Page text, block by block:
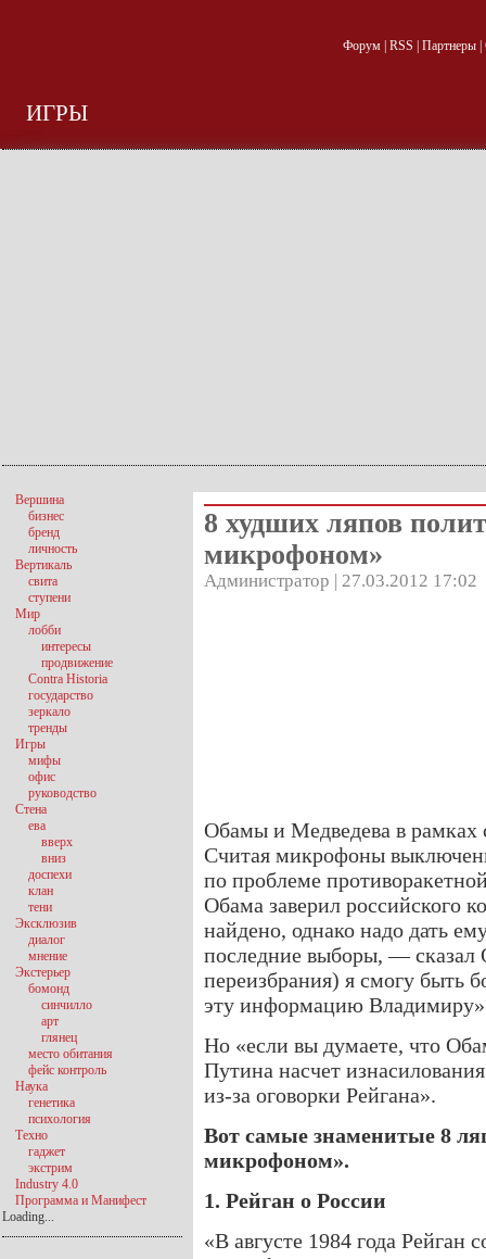
Форум| RSS Партнеры|
ИГРЫ
8 худших ляпов
микрофоном»
Администратор | 27.03.2012 17:02
Обамы и Медведева в рамках
Считая микрофоны
по проблеме
Обама заверил российского
найдено, однако надо дать
последние выборы, —
переизбрания) я смогу
эту информацию
Но «если вы думаете, что
Путина насчет
из-за оговорки Рейгана».
Вот самые знаменитые 8
микрофоном».
1. Рейган о России
«В августе 1984 года
Вершина
бизнес
бренд
личность
Вертикаль
свита
ступени
Мир
лобби
интересы
продвижение
Contra Historia
государство
зеркало
тренды
Игры
мифы
офис
руководство
Стена
ева
вверх
вниз
доспехи
клан
тени
Эксклюзив
диалог
мнение
Экстерьер
бомонд
синчилло
арт
глянец
место обитания
фейс контроль
Наука
генетика
психология
Техно
гаджет
экстрим
Industry 4.0
Программа и Манифест
Loading...